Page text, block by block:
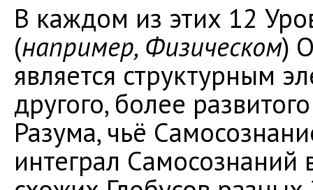
В каждом из этих 12
(например, Физическом)
является структурным
другого, более
Разума, чьё
интеграл